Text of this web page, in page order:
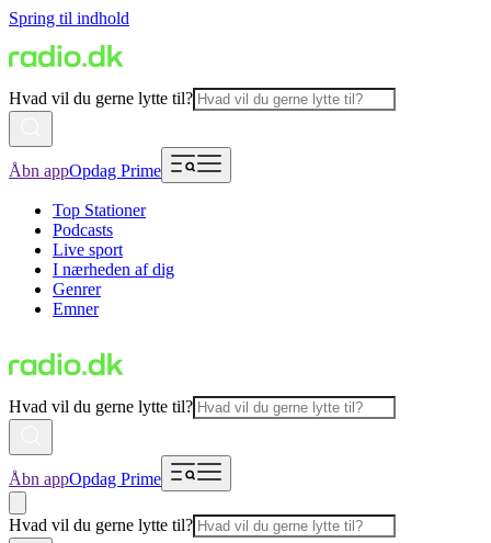
Spring til indhold
Hvad vil du gerne lytte til?
Åbn appOpdag Prime
Top Stationer
Podcasts
Live sport
I nærheden af dig
Genrer
Emner
Hvad vil du gerne lytte til?
Åbn appOpdag Prime
Hvad vil du gerne lytte til?